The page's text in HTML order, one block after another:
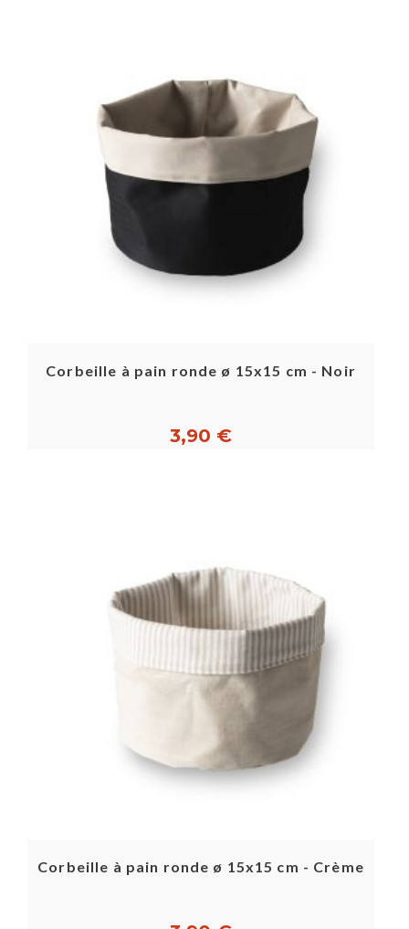
Corbeille à pain ronde ø 15x15 cm - Noir
3,90 €
Corbeille à pain ronde ø 15x15 cm - Crème